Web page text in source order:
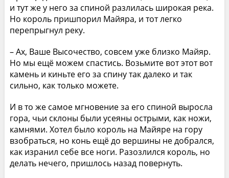
и тут же у него за спиной разлилась широкая река.
Но король пришпорил Майяра, и тот легко
перепрыгнул реку.
– Ах, Ваше Высочество, совсем уже близко Майяр.
Но мы ещё можем спастись. Возьмите вот этот вот
камень и киньте его за спину так далеко и так
сильно, как только можете.
И в то же самое мгновение за его спиной выросла
гора, чьи склоны были усеяны острыми, как ножи,
камнями. Хотел было король на Майяре на гору
взобраться, но конь ещё до вершины не добрался,
как изранил себе все ноги. Разозлился король, но
делать нечего, пришлось назад повернуть.